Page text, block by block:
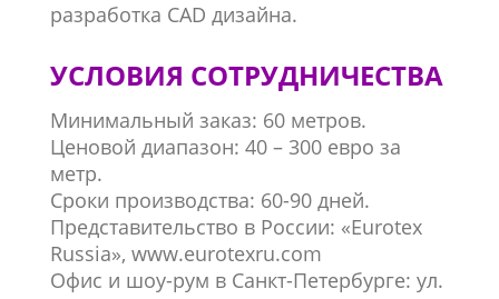
разработка CAD дизайна.
УСЛОВИЯ СОТРУДНИЧЕСТВА
Минимальный заказ: 60 метров.
Ценовой диапазон: 40 – 300 евро за
метр.
Сроки производства: 60-90 дней.
Представительство в России: «Eurotex
Russia», www.eurotexru.com
Офис и шоу-рум в Санкт-Петербурге: ул.